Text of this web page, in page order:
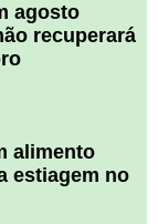
agosto
recuperará
alimento
estiagem no